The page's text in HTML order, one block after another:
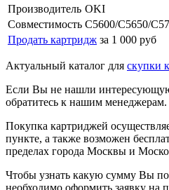
Производитель OKI
Совместимость C5600/C5650/
Продать картридж за 1 000 руб
Актуальный каталог для скупки
Если Вы не нашли
обратитесь к нашим менеджерам.
Покупка картриджей
пункте, а также возможен
пределах города Москвы и
Чтобы узнать какую сумму Вы
необходимо оформить заявку на